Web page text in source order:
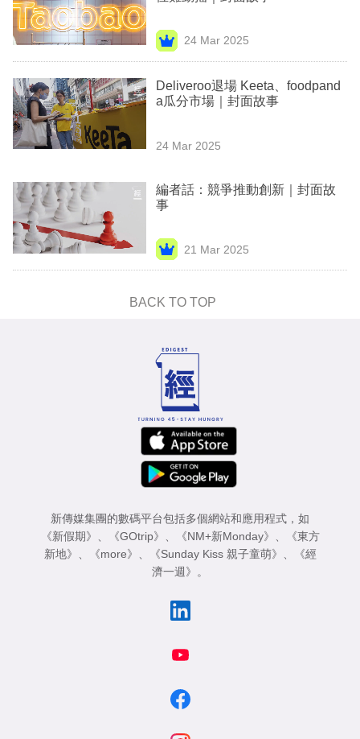
24 Mar 2025
Deliveroo退場 Keeta、foodpand
a瓜分市場｜封面故事
24 Mar 2025
編者話：競爭推動創新｜封面故
事
21 Mar 2025
BACK TO TOP
新傳媒集團的數碼平台包括多個網站和應用程式，如
《新假期》 、 《GOtrip》 、 《NM+新Monday》 、
《東方
新地》 、 《more》 、 《Sunday Kiss 親子童萌》 、
《經
濟一週》 。